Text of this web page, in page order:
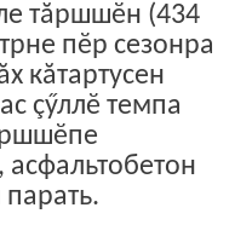
тăршшӗн (434
пӗр сезонра
кăтартусен
çӳллӗ темпа
асфальтобетон